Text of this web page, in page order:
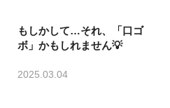
もしかして…それ、「口ゴ
ボ」かもしれません💡
2025.03.04